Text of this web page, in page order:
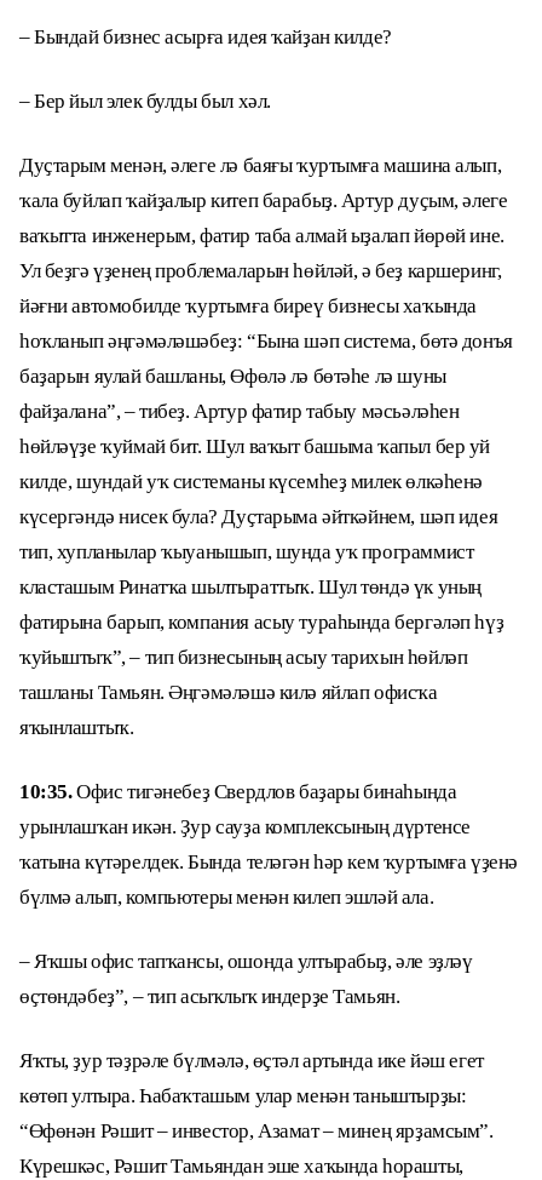
– Бындай бизнес асырға идея ҡайҙан килде?
– Бер йыл элек булды был хәл.
Дуҫтарым менән, әлеге лә баяғы ҡуртымға машина алып,
ҡала буйлап ҡайҙалыр китеп барабыҙ. Артур дуҫым, әлеге
ваҡытта инженерым, фатир таба алмай ыҙалап йөрөй ине.
Ул беҙгә үҙенең проблемаларын һөйләй, ә беҙ каршеринг,
йәғни автомобилде ҡуртымға биреү бизнесы хаҡында
һоҡланып әңгәмәләшәбеҙ: “Бына шәп система, бөтә донъя
баҙарын яулай башланы, Өфөлә лә бөтәһе лә шуны
файҙалана”, – тибеҙ. Артур фатир табыу мәсьәләһен
һөйләүҙе ҡуймай бит. Шул ваҡыт башыма ҡапыл бер уй
килде, шундай уҡ системаны күсемһеҙ милек өлкәһенә
күсергәндә нисек була? Дуҫтарыма әйткәйнем, шәп идея
тип, хупланылар ҡыуанышып, шунда уҡ программист
класташым Ринатҡа шылтыраттыҡ. Шул төндә үк уның
фатирына барып, компания асыу тураһында бергәләп һүҙ
ҡуйыштыҡ”, – тип бизнесының асыу тарихын һөйләп
ташланы Тамьян. Әңгәмәләшә килә яйлап офисҡа
яҡынлаштыҡ.
10:35.Офис тигәнебеҙ Свердлов баҙары бинаһында
урынлашҡан икән. Ҙур сауҙа комплексының дүртенсе
ҡатына күтәрелдек. Бында теләгән һәр кем ҡуртымға үҙенә
бүлмә алып, компьютеры менән килеп эшләй ала.
– Яҡшы офис тапҡансы, ошонда ултырабыҙ, әле эҙләү
өҫтөндәбеҙ”, – тип асыҡлыҡ индерҙе Тамьян.
Яҡты, ҙур тәҙрәле бүлмәлә, өҫтәл артында ике йәш егет
көтөп ултыра. Һабаҡташым улар менән таныштырҙы:
“Өфөнән Рәшит – инвестор, Азамат – минең ярҙамсым”.
Күрешкәс, Рәшит Тамьяндан эше хаҡында һорашты,